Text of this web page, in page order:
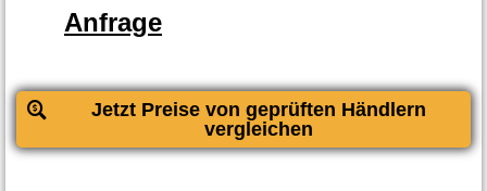
Anfrage
Jetzt Preise von geprüften Händlern
vergleichen